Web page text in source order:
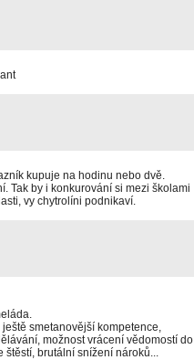
kupuje na hodinu nebo dvě.
Tak by i konkurování si mezi školami
vy chytrolíni podnikaví.
smetanovější kompetence,
možnost vrácení vědomostí do
štěstí, brutální snížení nároků...